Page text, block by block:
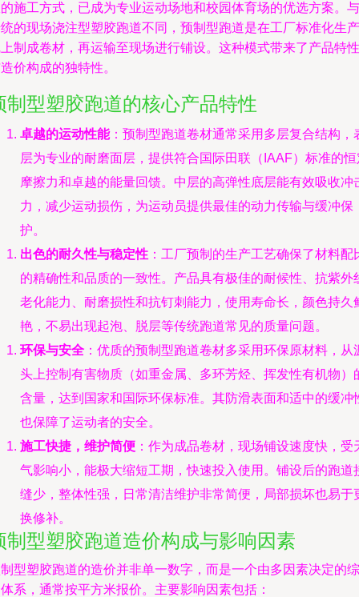
施工方式，已成为专业运动场地和校园体育场的优选方案。与
的现场浇注型塑胶跑道不同，预制型跑道是在工厂标准化生产
制成卷材，再运输至现场进行铺设。这种模式带来了产品特性
价构成的独特性。
制型塑胶跑道的核心产品特性
卓越的运动性能：预制型跑道卷材通常采用多层复合结构，
层为专业的耐磨面层，提供符合国际田联（IAAF）标准的恒
摩擦力和卓越的能量回馈。中层的高弹性底层能有效吸收冲
力，减少运动损伤，为运动员提供最佳的动力传输与缓冲保
护。
出色的耐久性与稳定性 ：工厂预制的生产工艺确保了材料配
的精确性和品质的一致性。产品具有极佳的耐候性、抗紫外
老化能力、耐磨损性和抗钉刺能力，使用寿命长，颜色持久
艳，不易出现起泡、脱层等传统跑道常见的质量问题。
环保与安全 ：优质的预制型跑道卷材多采用环保原材料，从
头上控制有害物质（如重金属、多环芳烃、挥发性有机物）
含量，达到国家和国际环保标准。其防滑表面和适中的缓冲
也保障了运动者的安全。
施工快捷，维护简便 ：作为成品卷材，现场铺设速度快，受
气影响小，能极大缩短工期，快速投入使用。铺设后的跑道
缝少，整体性强，日常清洁维护非常简便，局部损坏也易于
换修补。
制型塑胶跑道造价构成与影响因素
型塑胶跑道的造价并非单一数字，而是一个由多因素决定的综
系，通常按平方米报价。主要影响因素包括：